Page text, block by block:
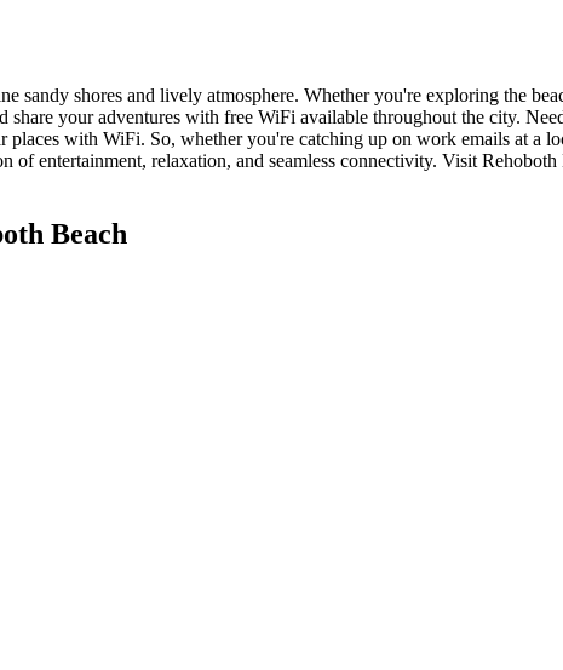
sandy shores and lively atmosphere. Whether you're exploring the
your adventures with free WiFi available throughout the city.
with WiFi. So, whether you're catching up on work emails at a
entertainment, relaxation, and seamless connectivity. Visit
Beach